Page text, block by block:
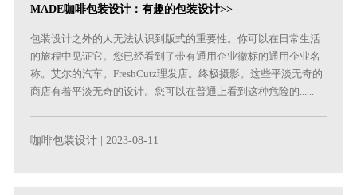
MADE咖啡包装设计：有趣的包装设计>>
包装设计之外的人无法认识到版式的重要性。你可以在日常生活
的旅程中见证它。您已经看到了带有通用企业徽标的通用企业名
称。艾尔的汽车。FreshCutz理发店。终极摄影。这些平淡无奇的
商店有着平淡无奇的设计。您可以在普通上看到这种危险的......
咖啡包装设计 | 2023-08-11